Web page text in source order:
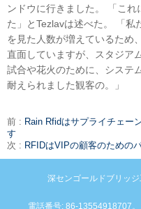
ンドウに行きました。 「こ
た」とTezlavは述べた。 「私
を見た人数が増えているため
直面していますが、スタジア
試合や花火のために、システ
耐えられました観客の。」
前 : Rain Rfidはサプライチェー
す
次 : RFIDはVIPの顧客のための
深センゴールドブリッ
電話番号: 86-13554918707